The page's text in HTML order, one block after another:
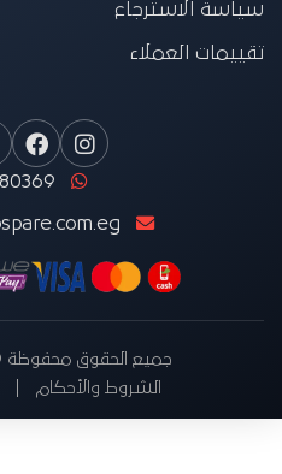
سياسة الاسترجاع
تقييمات العملاء
جميع الحقوق محفوظة ©
الشروط والأحكام